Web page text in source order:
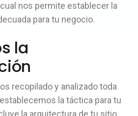
nos permite establecer la
para tu negocio.
la
recopilado y analizado toda
la táctica para tu
la arquitectura de tu sitio